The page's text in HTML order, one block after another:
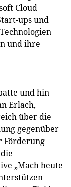
Cloud
ups und
und ihre
und hin
Erlach,
über die
gegenüber
Förderung
„Mach heute